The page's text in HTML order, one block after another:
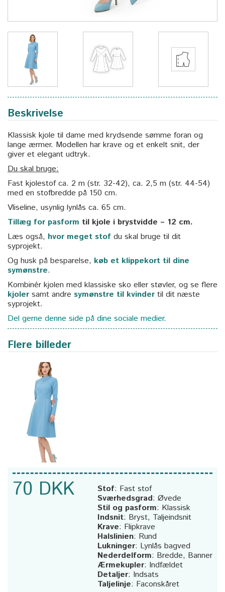
Beskrivelse
Klassisk kjole til dame med krydsende sømme foran og
lange ærmer. Modellen har krave og et enkelt snit, der
giver et elegant udtryk.
Du skal bruge:
Fast kjolestof ca. 2 m (str. 32-42), ca. 2,5 m (str. 44-54)
med en stofbredde på 150 cm.
Vliseline, usynlig lynlås ca. 65 cm.
Tillæg for pasform til kjole i brystvidde – 12 cm.
Læs også, hvor meget stof du skal bruge til dit
syprojekt.
Og husk på besparelse, køb et klippekort til dine
symønstre.
Kombinér kjolen med klassiske sko eller støvler, og se flere
kjoler samt andre symønstre til kvinder til dit næste
syprojekt.
Del gerne denne side på dine sociale medier.
Flere billeder
70 DKK Stof: Fast stof
Sværhedsgrad: Øvede
Stil og pasform: Klassisk
Indsnit: Bryst, Taljeindsnit
Krave: Flipkrave
Halslinien: Rund
Lukninger: Lynlås bagved
Nederdelform: Bredde, Banner
Ærmekupler: Indfældet
Detaljer: Indsats
Taljelinje: Faconskåret